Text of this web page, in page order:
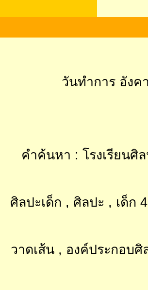
วันทำการ อังค
คำค้นหา : โรงเรียนศิล
ศิลปะเด็ก , ศิลปะ , เด็ก
วาดเส้น , องค์ประกอบ